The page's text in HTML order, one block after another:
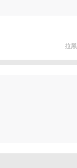
拉黑